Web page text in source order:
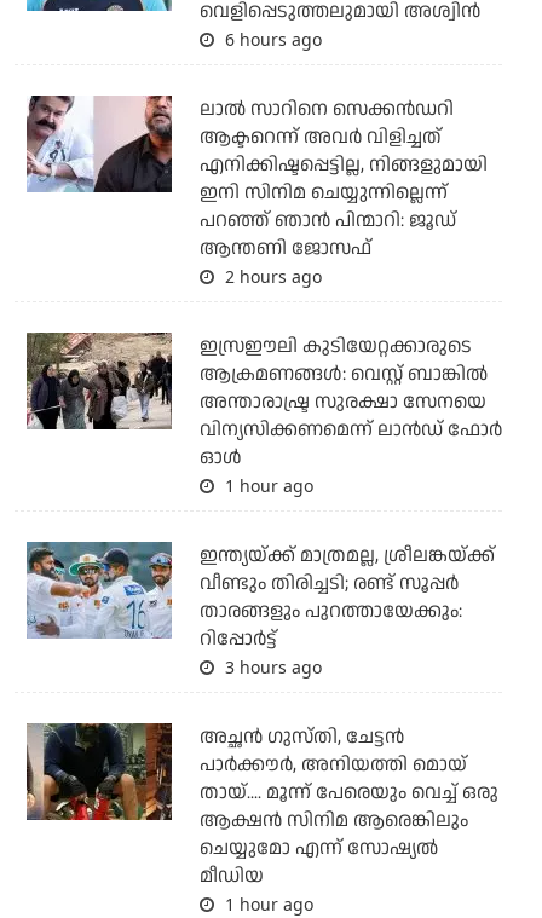
വെളിപ്പെടുത്തലുമായി അശ്വിന്‍
6 hours ago
ലാല്‍ സാറിനെ സെക്കന്‍ഡറി
ആക്ടറെന്ന് അവര്‍ വിളിച്ചത്
എനിക്കിഷ്ടപ്പെട്ടില്ല, നിങ്ങളുമായി
ഇനി സിനിമ ചെയ്യുന്നില്ലെന്ന്
പറഞ്ഞ് ഞാന്‍ പിന്മാറി: ജൂഡ്
ആന്തണി ജോസഫ്
2 hours ago
ഇസ്രഈലി കുടിയേറ്റക്കാരുടെ
ആക്രമണങ്ങള്‍: വെസ്റ്റ് ബാങ്കില്‍
അന്താരാഷ്ട്ര സുരക്ഷാ സേനയെ
വിന്യസിക്കണമെന്ന് ലാന്‍ഡ് ഫോര്‍
ഓള്‍
1 hour ago
ഇന്ത്യയ്ക്ക് മാത്രമല്ല, ശ്രീലങ്കയ്ക്ക്
വീണ്ടും തിരിച്ചടി; രണ്ട് സൂപ്പര്‍
താരങ്ങളും പുറത്തായേക്കും:
റിപ്പോര്‍ട്ട്
3 hours ago
അച്ഛന്‍ ഗുസ്തി, ചേട്ടന്‍
പാര്‍ക്കൗര്‍, അനിയത്തി മൊയ്
തായ്.... മൂന്ന് പേരെയും വെച്ച് ഒരു
ആക്ഷന്‍ സിനിമ ആരെങ്കിലും
ചെയ്യുമോ എന്ന് സോഷ്യല്‍
മീഡിയ
1 hour ago